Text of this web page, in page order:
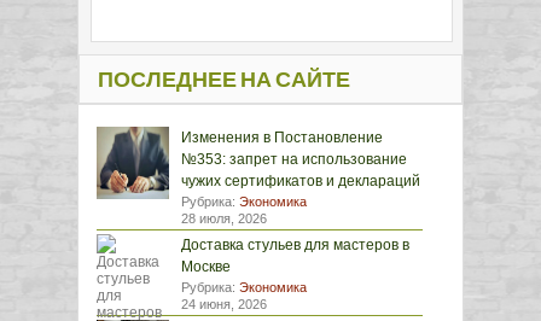
ПОСЛЕДНЕЕ НА САЙТЕ
Изменения в Постановление
№353: запрет на использование
чужих сертификатов и деклараций
Рубрика: Экономика
28 июля, 2026
Доставка стульев для мастеров в
Москве
Рубрика: Экономика
24 июня, 2026